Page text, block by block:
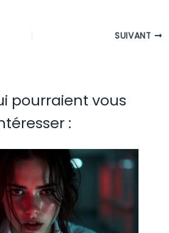
SUIVANT
pourraient vous
: